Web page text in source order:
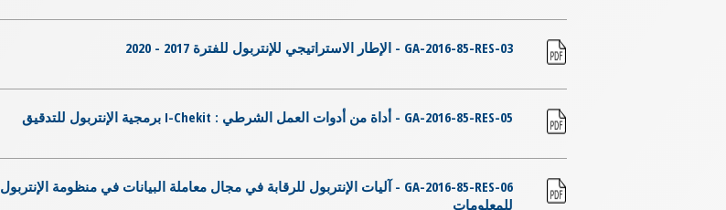
GA-2016-85-RES-03 - الإطار الاستراتيجي للإنتربول للفترة 2017 - 2020
GA-2016-85-RES-05 - أداة من أدوات العمل الشرطي : I-Chekit برمجية الإنتربول للتدقيق
GA-2016-85-RES-06 - آليات الإنتربول للرقابة في مجال معاملة البيانات في منظومة الإنتربول
للمعلومات